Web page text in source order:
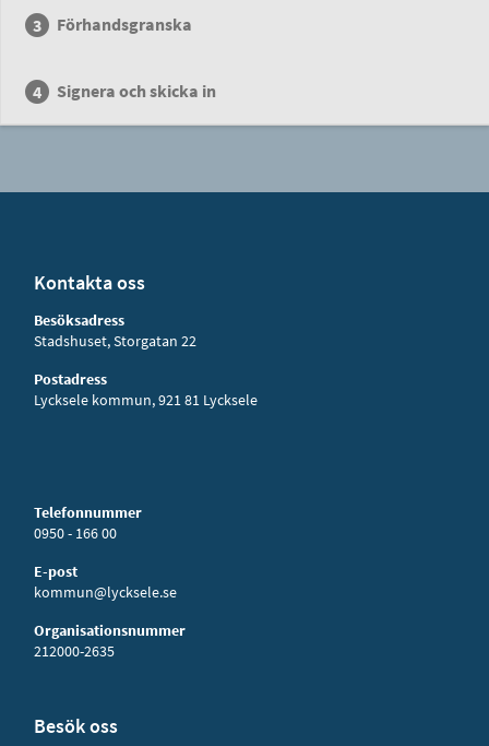
Förhandsgranska
Signera och skicka in
Kontakta oss
Besöksadress
Stadshuset, Storgatan 22
Postadress
Lycksele kommun, 921 81 Lycksele
Telefonnummer
0950 - 166 00
E-post
kommun@lycksele.se
Organisationsnummer
212000-2635
Besök oss